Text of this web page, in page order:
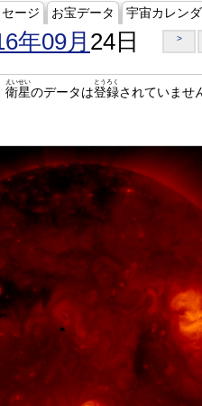
ージ お宝データ 宇宙カレン
年09月 24日 >
衛星
えいせい
のデータは登録
とうろく
されていませ